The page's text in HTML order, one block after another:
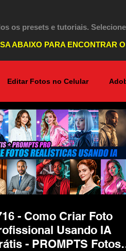
os presets e tutoriais.
ABAIXO PARA ENCONTRAR
Editar Fotos no Celular
Marketing Digital
Inteligência Artificial
- Como Criar Foto
Usando IA
- PROMPTS Fotos